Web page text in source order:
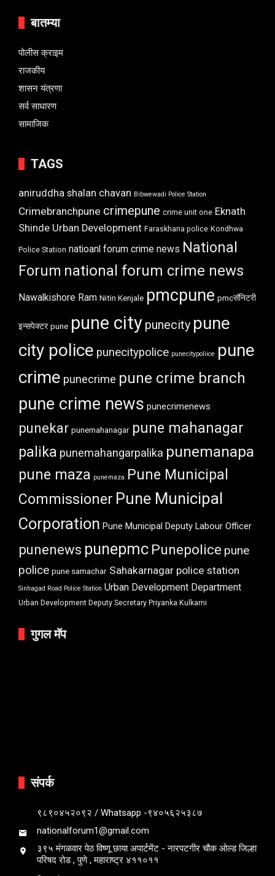
बातम्या
पोलीस क्राइम
राजकीय
शासन यंत्रणा
सर्व साधारण
सामाजिक
TAGS
aniruddha shalan chavan Bibwewadi Police Station
Crimebranchpune crimepune crime unit one Eknath
Shinde Urban Development Faraskhana police Kondhwa
Police Station natioanl forum crime news National
Forum national forum crime news
Nawalkishore Ram Nitin Kenjale pmcpune pmcसॅनिटरी
इन्सपेक्टर pune pune city punecity pune
city police punecitypolice punecitypoliice pune
crime punecrime pune crime branch
pune crime news punecrimenews
punekar punemahanagar pune mahanagar
palika punemahangarpalika punemanapa
pune maza punemaza
Pune Municipal
Commissioner Pune Municipal
Corporation Pune Municipal Deputy Labour Officer
punenews punepmc Punepolice pune
police pune samachar Sahakarnagar police station
Sinhagad Road Police Station Urban Development Department
Urban Development Deputy Secretary Priyanka Kulkarni
गुगल मॅप
संपर्क
९८९०४५२०९२ / Whatsapp -९४०५६२५३८७
nationalforum1@gmail.com
३९५ मंगळवार पेठ विष्णू छाया अपार्टमेंट - नारपटगीर चौक ओल्ड जिल्हा
परिषद रोड , पुणे , महाराष्ट्र ४११०११